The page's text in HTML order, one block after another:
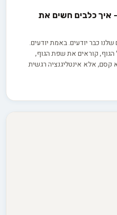
איך כלבים חשים את
כבר יודעים. באמת יודעים.
הגוף, קוראים את שפת הגוף,
קסם, אלא אינטליגנציה רגשית
הרגשי העמוק הזה.